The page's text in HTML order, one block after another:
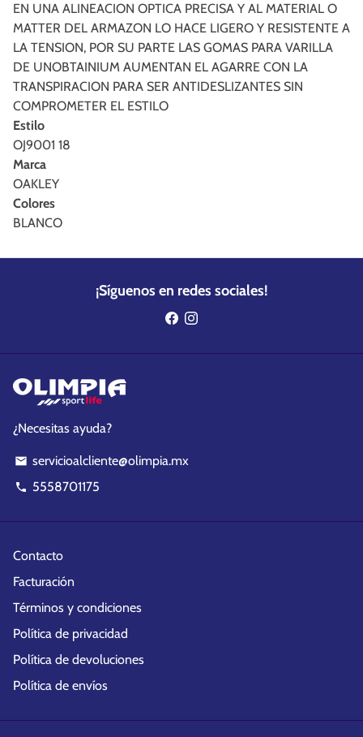
EN UNA ALINEACION OPTICA PRECISA Y AL MATERIAL O
MATTER DEL ARMAZON LO HACE LIGERO Y RESISTENTE A
LA TENSION, POR SU PARTE LAS GOMAS PARA VARILLA
DE UNOBTAINIUM AUMENTAN EL AGARRE CON LA
TRANSPIRACION PARA SER ANTIDESLIZANTES SIN
COMPROMETER EL ESTILO
Estilo
OJ9001 18
Marca
OAKLEY
Colores
BLANCO
¡Síguenos en redes sociales!
¿Necesitas ayuda?
email servicioalcliente@olimpia.mx
phone 5558701175
Contacto
Facturación
Términos y condiciones
Política de privacidad
Política de devoluciones
Política de envíos